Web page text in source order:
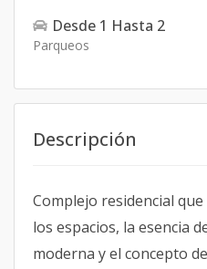
Desde 1 Hasta 2
Parqueos
Descripción
Complejo residencial
los espacios, la esencia
moderna y el concepto